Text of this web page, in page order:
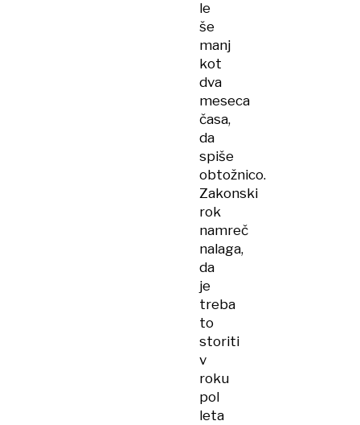
le
še
manj
kot
dva
meseca
časa,
da
spiše
obtožnico.
Zakonski
rok
namreč
nalaga,
da
je
treba
to
storiti
v
roku
pol
leta